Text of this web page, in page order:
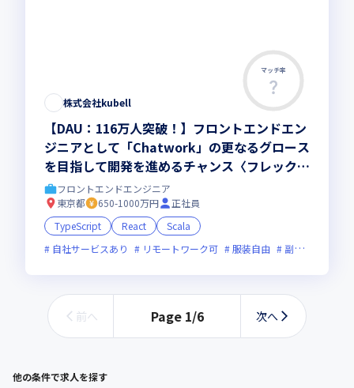
マッチ率
株式会社kubell
【DAU：116万人突破！】フロントエンドエン
ジニアとして「Chatwork」の更なるグロース
を目指して開発を進めるチャンス〈フレックス
／ハイブリッド勤務OK〉
フロントエンドエンジニア
東京都
650-1000万円
正社員
TypeScript
React
Scala
自社サービスあり
リモートワーク可 服装自由 副業可
前へ Page 1/6 次へ
他の条件で求人を探す